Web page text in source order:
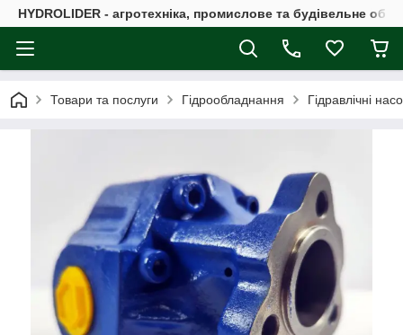
HYDROLIDER - агротехніка, промислове та будівельне
Товари та послуги Гідрообладнання Гідравлічні